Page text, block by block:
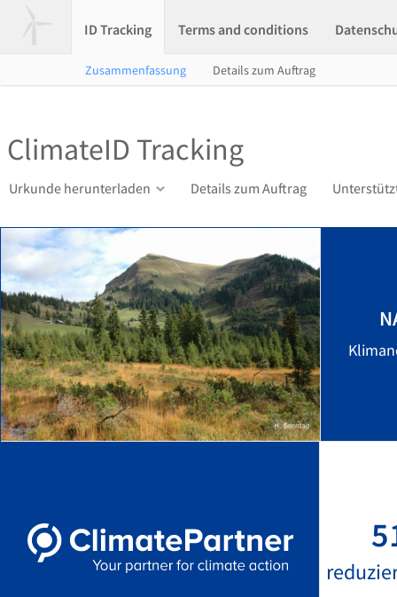
ID Tracking Terms and conditions
Zusammenfassung Details zum Auftrag
ClimateID Tracking
Urkunde herunterladen Details zum Auftrag